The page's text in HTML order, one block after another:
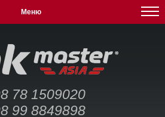
Меню
78 1509020
99 8849898